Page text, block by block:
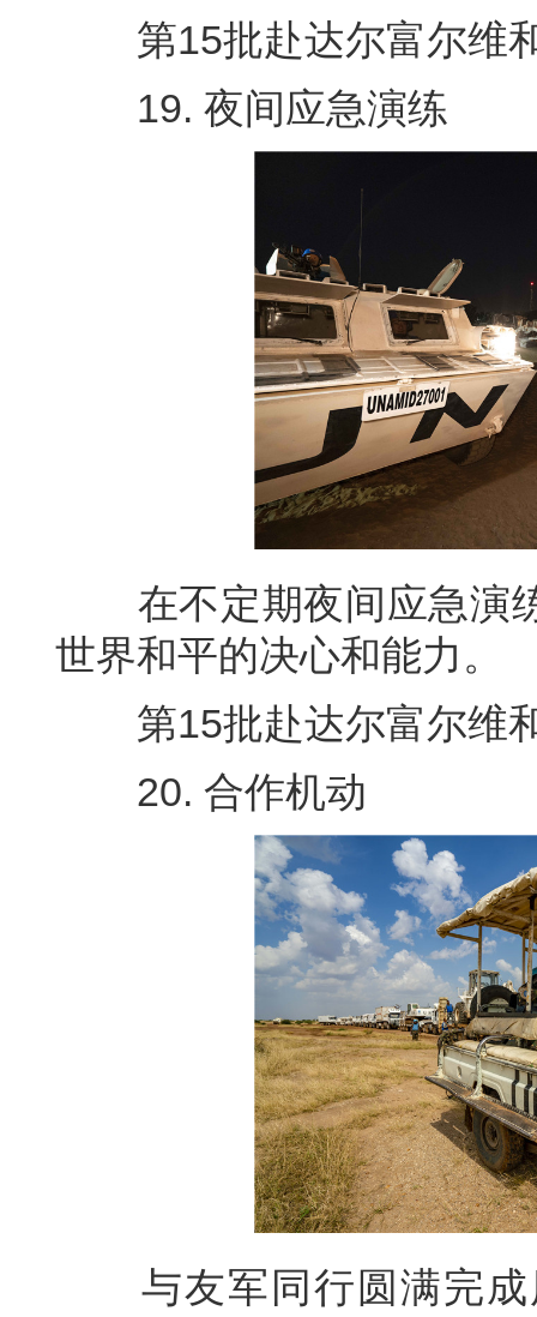
第15批赴达尔富尔维
19. 夜间应急演练
在不定期夜间应急演练
世界和平的决心和能力。
第15批赴达尔富尔维
20. 合作机动
与友军同行圆满完成